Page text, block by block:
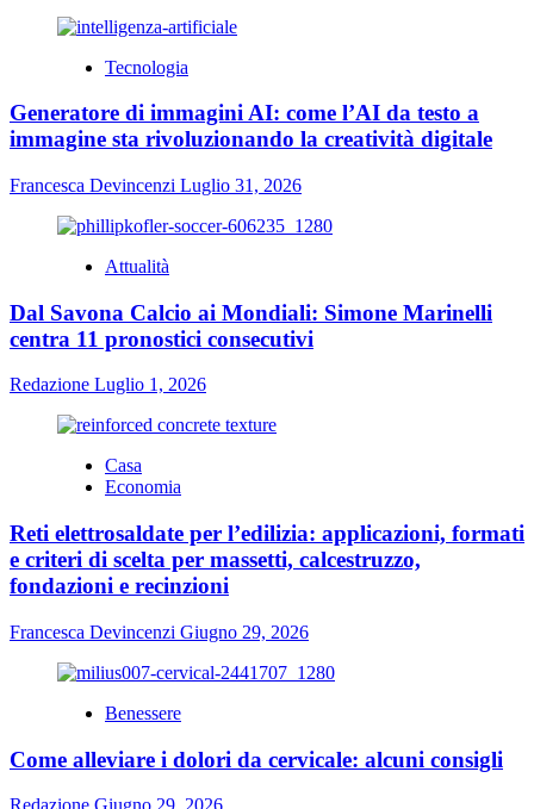
Tecnologia
Generatore di immagini AI: come l’AI da testo a
immagine sta rivoluzionando la creatività digitale
Francesca Devincenzi Luglio 31, 2026
Attualità
Dal Savona Calcio ai Mondiali: Simone Marinelli
centra 11 pronostici consecutivi
Redazione Luglio 1, 2026
Casa
Economia
Reti elettrosaldate per l’edilizia: applicazioni, formati
e criteri di scelta per massetti, calcestruzzo,
fondazioni e recinzioni
Francesca Devincenzi Giugno 29, 2026
Benessere
Come alleviare i dolori da cervicale: alcuni consigli